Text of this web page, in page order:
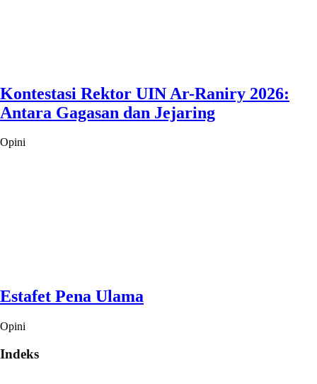
Kontestasi Rektor UIN Ar-Raniry 2026:
Antara Gagasan dan Jejaring
Opini
Estafet Pena Ulama
Opini
Indeks